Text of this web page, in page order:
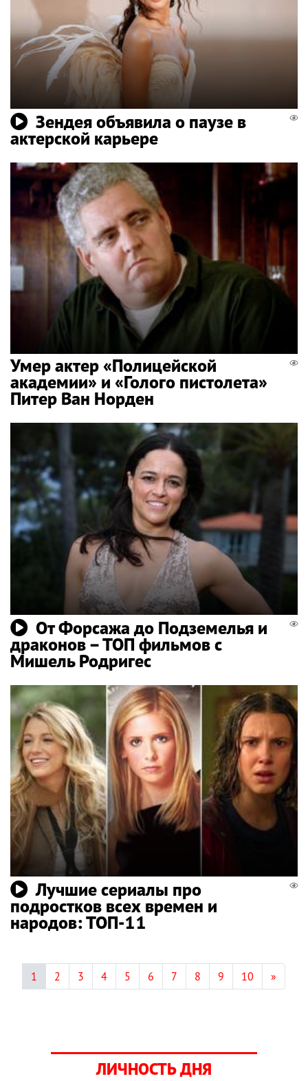
Зендея объявила о паузе в
актерской карьере
Умер актер «Полицейской
академии» и «Голого пистолета»
Питер Ван Норден
От Форсажа до Подземелья и
драконов – ТОП фильмов с
Мишель Родригес
Лучшие сериалы про
подростков всех времен и
народов: ТОП-11
1 2 3 4 5 6 7 8 9 10 »
ЛИЧНОСТЬ ДНЯ